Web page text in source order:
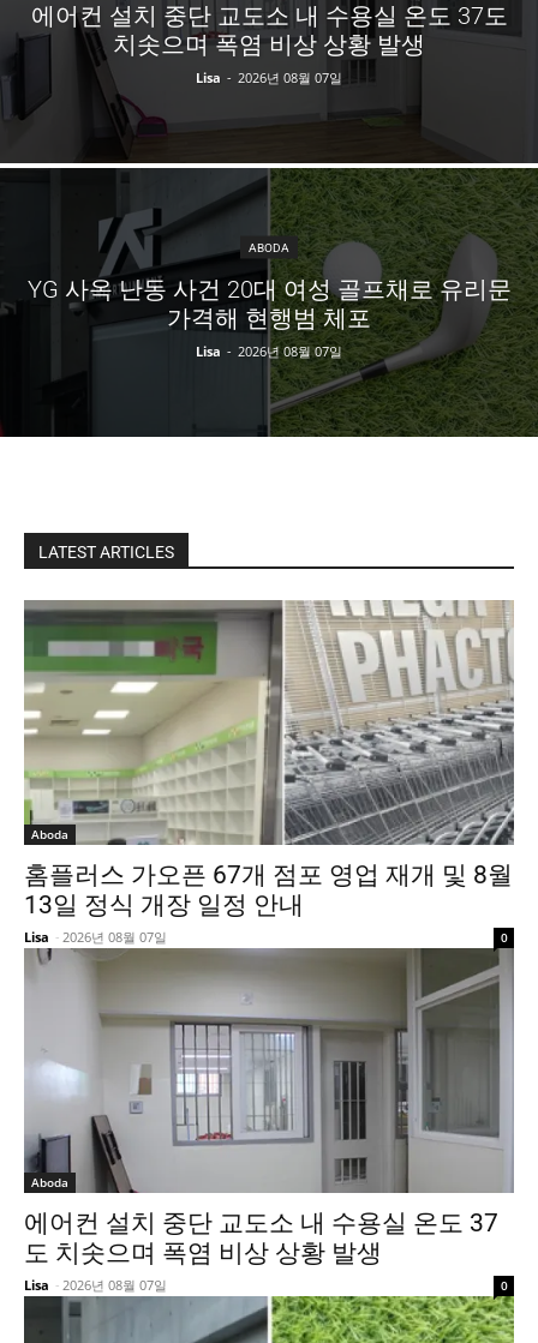
에어컨 설치 중단 교도소 내 수용실 온도 37도
치솟으며 폭염 비상 상황 발생
Lisa - 2026년 08월 07일
ABODA
YG 사옥 난동 사건 20대 여성 골프채로 유리문
가격해 현행범 체포
Lisa - 2026년 08월 07일
LATEST ARTICLES
Aboda
홈플러스 가오픈 67개 점포 영업 재개 및 8월
13일 정식 개장 일정 안내
Lisa - 2026년 08월 07일 0
Aboda
에어컨 설치 중단 교도소 내 수용실 온도 37
도 치솟으며 폭염 비상 상황 발생
Lisa - 2026년 08월 07일 0